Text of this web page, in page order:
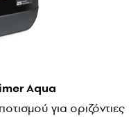
Aqua
για οριζόντιες